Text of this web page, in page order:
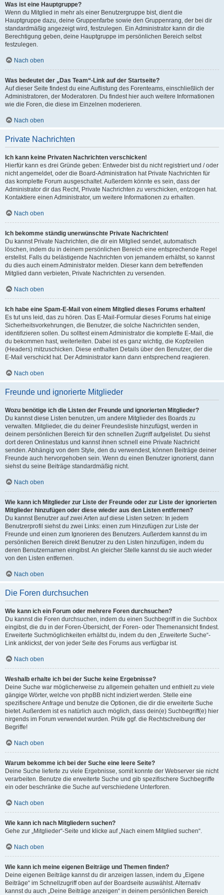
Was ist eine Hauptgruppe?
Wenn du Mitglied in mehr als einer Benutzergruppe bist, dient die
Hauptgruppe dazu, deine Gruppenfarbe sowie den Gruppenrang, der bei dir
standardmäßig angezeigt wird, festzulegen. Ein Administrator kann dir die
Berechtigung geben, deine Hauptgruppe im persönlichen Bereich selbst
festzulegen.
Nach oben
Was bedeutet der „Das Team“-Link auf der Startseite?
Auf dieser Seite findest du eine Auflistung des Forenteams, einschließlich der
Administratoren, der Moderatoren. Du findest hier auch weitere Informationen
wie die Foren, die diese im Einzelnen moderieren.
Nach oben
Private Nachrichten
Ich kann keine Privaten Nachrichten verschicken!
Hierfür kann es drei Gründe geben: Entweder bist du nicht registriert und / oder
nicht angemeldet, oder die Board-Administration hat Private Nachrichten für
das komplette Forum ausgeschaltet. Außerdem könnte es sein, dass der
Administrator dir das Recht, Private Nachrichten zu verschicken, entzogen hat.
Kontaktiere einen Administrator, um weitere Informationen zu erhalten.
Nach oben
Ich bekomme ständig unerwünschte Private Nachrichten!
Du kannst Private Nachrichten, die dir ein Mitglied sendet, automatisch
löschen, indem du in deinem persönlichen Bereich eine entsprechende Regel
erstellst. Falls du belästigende Nachrichten von jemandem erhältst, so kannst
du dies auch einem Administrator melden. Dieser kann dem betreffenden
Mitglied dann verbieten, Private Nachrichten zu versenden.
Nach oben
Ich habe eine Spam-E-Mail von einem Mitglied dieses Forums erhalten!
Es tut uns leid, das zu hören. Das E-Mail-Formular dieses Forums hat einige
Sicherheitsvorkehrungen, die Benutzer, die solche Nachrichten senden,
identifizieren sollen. Du solltest einem Administrator die komplette E-Mail, die
du bekommen hast, weiterleiten. Dabei ist es ganz wichtig, die Kopfzeilen
(Headers) mitzuschicken. Diese enthalten Details über den Benutzer, der die
E-Mail verschickt hat. Der Administrator kann dann entsprechend reagieren.
Nach oben
Freunde und ignorierte Mitglieder
Wozu benötige ich die Listen der Freunde und ignorierten Mitglieder?
Du kannst diese Listen benutzen, um andere Mitglieder des Boards zu
verwalten. Mitglieder, die du deiner Freundesliste hinzufügst, werden in
deinem persönlichen Bereich für den schnellen Zugriff aufgelistet. Du siehst
dort deren Onlinestatus und kannst ihnen schnell eine Private Nachricht
senden. Abhängig von dem Style, den du verwendest, können Beiträge deiner
Freunde auch hervorgehoben sein. Wenn du einen Benutzer ignorierst, dann
siehst du seine Beiträge standardmäßig nicht.
Nach oben
Wie kann ich Mitglieder zur Liste der Freunde oder zur Liste der ignorierten
Mitglieder hinzufügen oder diese wieder aus den Listen entfernen?
Du kannst Benutzer auf zwei Arten auf diese Listen setzen: In jedem
Benutzerprofil siehst du zwei Links: einen zum Hinzufügen zur Liste der
Freunde und einen zum Ignorieren des Benutzers. Außerdem kannst du im
persönlichen Bereich direkt Benutzer zu den Listen hinzufügen, indem du
deren Benutzernamen eingibst. An gleicher Stelle kannst du sie auch wieder
von den Listen entfernen.
Nach oben
Die Foren durchsuchen
Wie kann ich ein Forum oder mehrere Foren durchsuchen?
Du kannst die Foren durchsuchen, indem du einen Suchbegriff in die Suchbox
eingibst, die du in der Foren-Übersicht, der Foren- oder Themenansicht findest.
Erweiterte Suchmöglichkeiten erhältst du, indem du den „Erweiterte Suche“-
Link anklickst, der von jeder Seite des Forums aus verfügbar ist.
Nach oben
Weshalb erhalte ich bei der Suche keine Ergebnisse?
Deine Suche war möglicherweise zu allgemein gehalten und enthielt zu viele
gängige Wörter, welche von phpBB nicht indiziert werden. Stelle eine
spezifischere Anfrage und benutze die Optionen, die dir die erweiterte Suche
bietet. Außerdem ist es natürlich auch möglich, dass dein(e) Suchbegriff(e) hier
nirgends im Forum verwendet wurden. Prüfe ggf. die Rechtschreibung der
Begriffe!
Nach oben
Warum bekomme ich bei der Suche eine leere Seite?
Deine Suche lieferte zu viele Ergebnisse, somit konnte der Webserver sie nicht
verarbeiten. Benutze die erweiterte Suche und gib spezifischere Suchbegriffe
ein oder beschränke die Suche auf verschiedene Unterforen.
Nach oben
Wie kann ich nach Mitgliedern suchen?
Gehe zur „Mitglieder“-Seite und klicke auf „Nach einem Mitglied suchen“.
Nach oben
Wie kann ich meine eigenen Beiträge und Themen finden?
Deine eigenen Beiträge kannst du dir anzeigen lassen, indem du „Eigene
Beiträge“ im Schnellzugriff oben auf der Boardseite auswählst. Alternativ
kannst du auch „Deine Beiträge anzeigen“ in deinem persönlichen Bereich